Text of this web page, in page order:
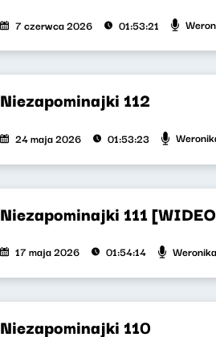
7 czerwca 2026 01:53:21
Niezapominajki 112
24 maja 2026 01:53:23
Niezapominajki 111
17 maja 2026 01:54:14
Niezapominajki 110